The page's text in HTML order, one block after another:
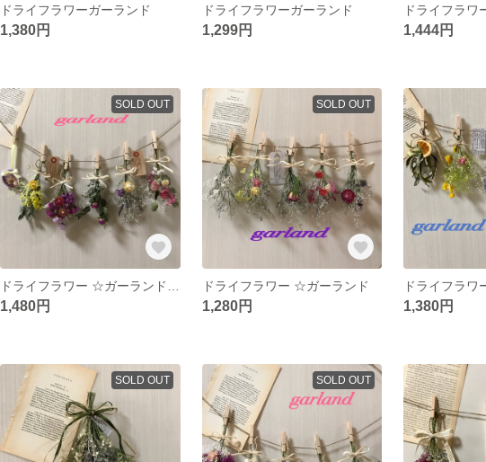
ドライフラワーガーランド
1,380円
ドライフラワーガーランド
1,299円
ドライフラワ
1,444円
SOLD OUT
1,480円
SOLD OUT
ドライフラワー ☆ガーランド
1,280円
ドライフラ
1,380円
SOLD OUT SOLD OUT